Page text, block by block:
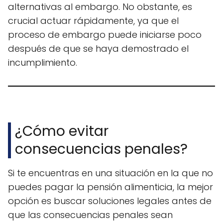
alternativas al embargo. No obstante, es
crucial actuar rápidamente, ya que el
proceso de embargo puede iniciarse poco
después de que se haya demostrado el
incumplimiento.
¿Cómo evitar
consecuencias penales?
Si te encuentras en una situación en la que no
puedes pagar la pensión alimenticia, la mejor
opción es buscar soluciones legales antes de
que las consecuencias penales sean